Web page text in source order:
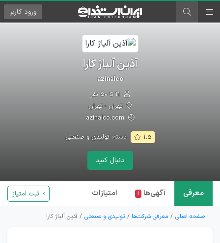
ورود کاربر
آذین آلیاژ کارا
azinalco
تهران - تهران
azinalco.com
۱.۵ دسته:تولیدی و صنعتی
دنبال کنید
معرفی آگهی‌ها ۱ امتیازات ثبت امتیاز
صفحه اصلی معرفی شرکت‌ها تولیدی و صنعتی آذین آلیاژ کارا